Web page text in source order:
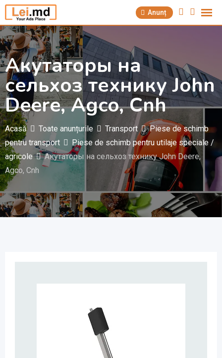
Săriți
la
conținut
Anunț
Акутаторы на
сельхоз технику John
Deere, Agco, Cnh
Acasă Toate anunțurile Transport
Piese de schimb
pentru transport
Piese de schimb pentru utilaje speciale /
agricole
Акутаторы на сельхоз технику John Deere,
Agco, Cnh